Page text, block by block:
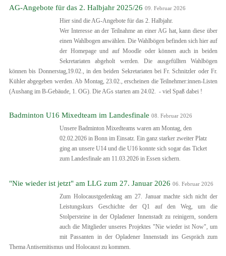
AG-Angebote für das 2. Halbjahr 2025/26 09. Februar 2026
Hier sind die AG-Angebote für das 2. Halbjahr.
Wer Interesse an der Teilnahme an einer AG hat, kann diese über
einen Wahlbogen anwählen. Die Wahlbögen befinden sich hier auf
der Homepage und auf Moodle oder können auch in beiden
Sekretariaten abgeholt werden. Die ausgefüllten Wahlbögen
können bis Donnerstag,19.02., in den beiden Sekretariaten bei Fr. Schnitzler oder Fr.
Kühler abgegeben werden. Ab Montag, 23.02., erscheinen die Teilnehmer:innen-Listen
(Aushang im B-Gebäude, 1. OG). Die AGs starten am 24.02. - viel Spaß dabei !
Badminton U16 Mixedteam im Landesfinale 08. Februar 2026
Unsere Badminton Mixedteams waren am Montag, den
02.02.2026 in Bonn im Einsatz. Ein ganz starker zweiter Platz
ging an unsere U14 und die U16 konnte sich sogar das Ticket
zum Landesfinale am 11.03.2026 in Essen sichern.
"Nie wieder ist jetzt" am LLG zum 27. Januar 2026 06. Februar 2026
Zum Holocaustgedenktag am 27. Januar machte sich nicht der
Leistungskurs Geschichte der Q1 auf den Weg, um die
Stolpersteine in der Opladener Innenstadt zu reinigern, sondern
auch die Mitglieder unseres Projektes "Nie wieder ist Now", um
mit Passanten in der Opladener Innenstadt ins Gespräch zum
Thema Antisemitismus und Holocaust zu kommen.